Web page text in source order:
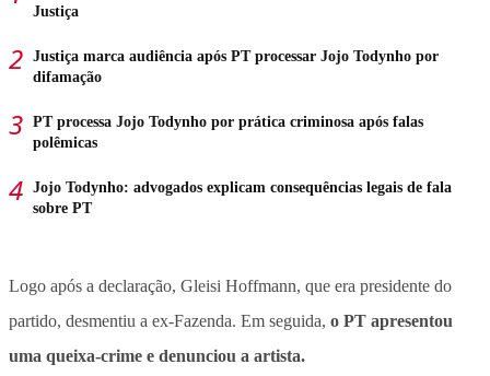
Justiça
Justiça marca audiência após PT processar Jojo Todynho por
difamação
PT processa Jojo Todynho por prática criminosa após falas
polêmicas
Jojo Todynho: advogados explicam consequências legais de fala
sobre PT
Logo após a declaração, Gleisi Hoffmann, que era presidente do
partido, desmentiu a ex-Fazenda. Em seguida, o PT apresentou
uma queixa-crime e denunciou a artista.